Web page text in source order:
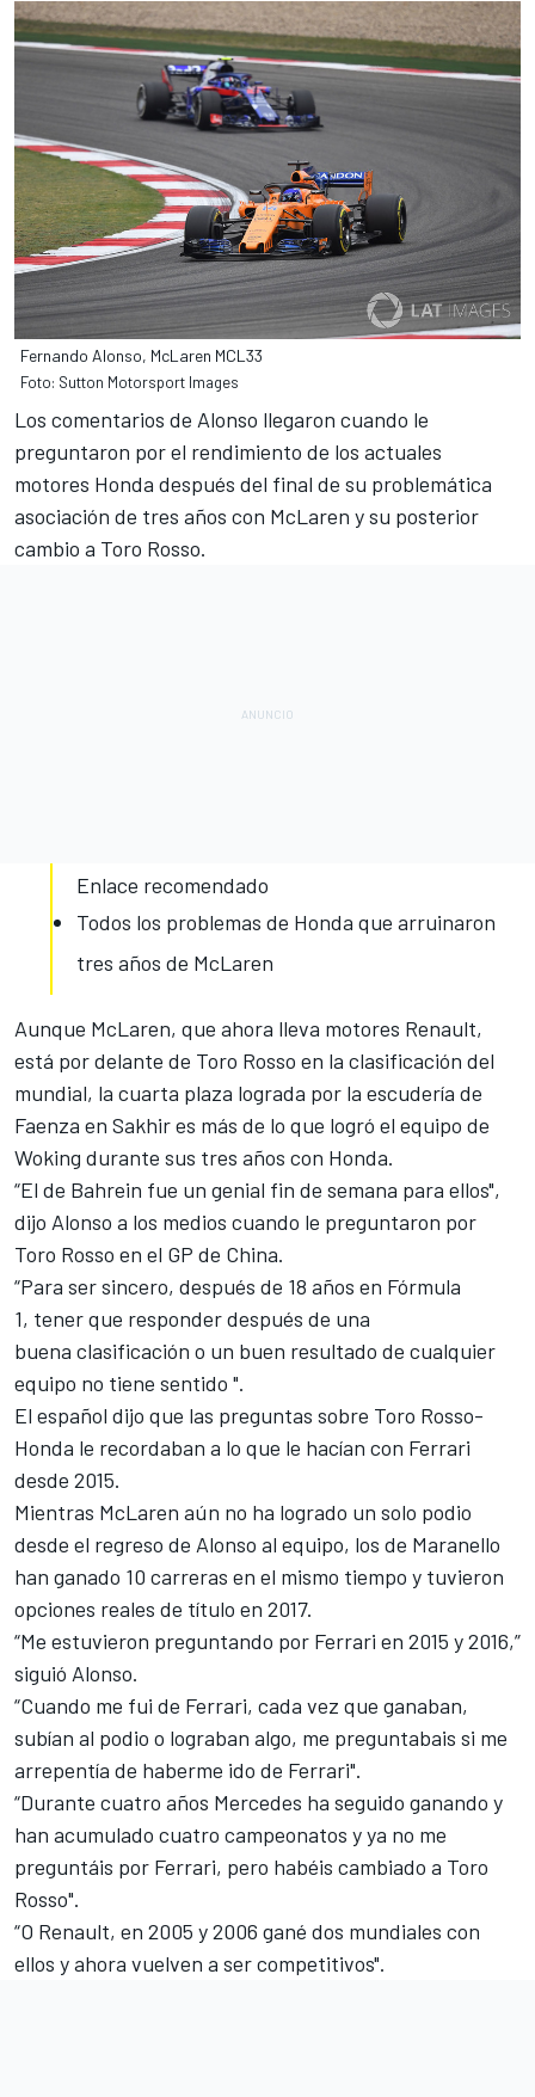
Fernando Alonso, McLaren MCL33
Foto: Sutton Motorsport Images
Los comentarios de Alonso llegaron cuando le
preguntaron por el rendimiento de los actuales
motores Honda después del final de su problemática
asociación de tres años con McLaren y su posterior
cambio a Toro Rosso.
Enlace recomendado
Todos los problemas de Honda que arruinaron
tres años de McLaren
Aunque McLaren, que ahora lleva motores Renault,
está por delante de Toro Rosso en la clasificación del
mundial, la cuarta plaza lograda por la escudería de
Faenza en Sakhir es más de lo que logró el equipo de
Woking durante sus tres años con Honda.
“El de Bahrein fue un genial fin de semana para ellos",
dijo Alonso a los medios cuando le preguntaron por
Toro Rosso en el GP de China.
“Para ser sincero, después de 18 años en Fórmula
1, tener que responder después de una
buena clasificación o un buen resultado de cualquier
equipo no tiene sentido ".
El español dijo que las preguntas sobre Toro Rosso-
Honda le recordaban a lo que le hacían con Ferrari
desde 2015.
Mientras McLaren aún no ha logrado un solo podio
desde el regreso de Alonso al equipo, los de Maranello
han ganado 10 carreras en el mismo tiempo y tuvieron
opciones reales de título en 2017.
“Me estuvieron preguntando por Ferrari en 2015 y 2016,”
siguió Alonso.
“Cuando me fui de Ferrari, cada vez que ganaban,
subían al podio o lograban algo, me preguntabais si me
arrepentía de haberme ido de Ferrari".
“Durante cuatro años Mercedes ha seguido ganando y
han acumulado cuatro campeonatos y ya no me
preguntáis por Ferrari, pero habéis cambiado a Toro
Rosso".
“O Renault, en 2005 y 2006 gané dos mundiales con
ellos y ahora vuelven a ser competitivos".